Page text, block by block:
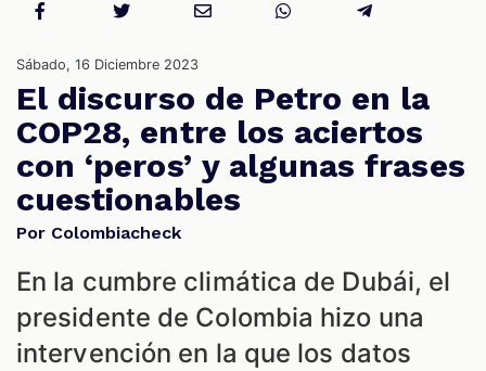
Sábado, 16 Diciembre 2023
El discurso de Petro en la
COP28, entre los aciertos
con ‘peros’ y algunas frases
cuestionables
Por Colombiacheck
En la cumbre climática de Dubái, el
presidente de Colombia hizo una
intervención en la que los datos